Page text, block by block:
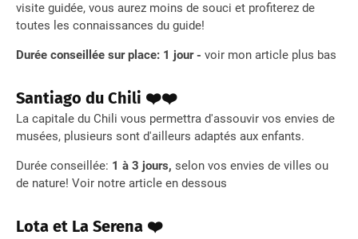
visite guidée, vous aurez moins de souci et profiterez de
toutes les connaissances du guide!
Durée conseillée sur place: 1 jour - voir mon article plus bas
Santiago du Chili ❤️❤️
La capitale du Chili vous permettra d'assouvir vos envies de
musées, plusieurs sont d'ailleurs adaptés aux enfants.
Durée conseillée: 1 à 3 jours, selon vos envies de villes ou
de nature! Voir notre article en dessous
Lota et La Serena ❤️